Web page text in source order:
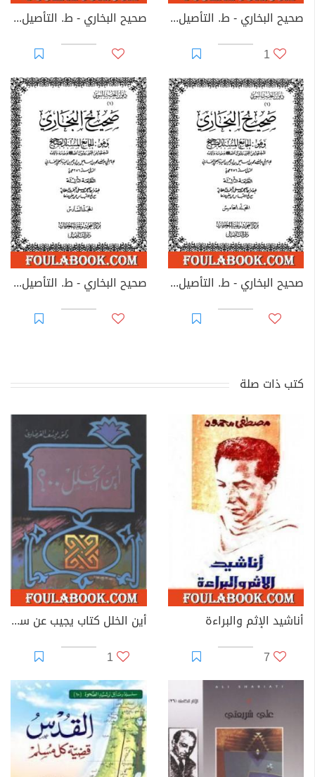
صحيح البخاري - ط. التأصيل - المجلد الثالث
1
صحيح البخاري - ط. التأصيل - المجلد الثاني
صحيح البخاري - ط. التأصيل - المجلد الخامس صحيح البخاري - ط. التأصيل - المجلد السادس
كتب ذات صلة
أناشيد الإثم والبراءة
7
أين الخلل كتاب يجيب عن سؤال عمره 200 عام
1